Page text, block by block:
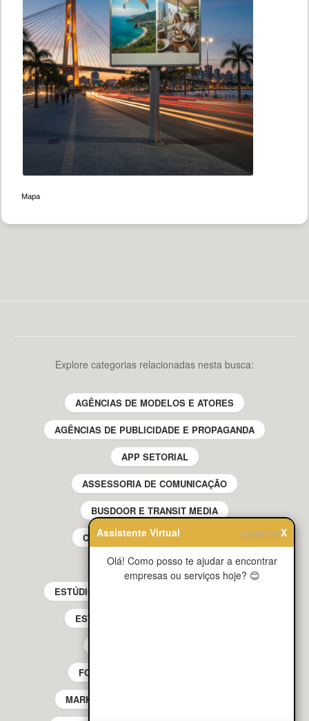
Assistente Virtual Limpar chatX
Olá! Como posso te ajudar a encontrar
empresas ou serviços hoje? 😊
Mapa
Explore categorias relacionadas nesta busca:
AGÊNCIAS DE MODELOS E ATORES
AGÊNCIAS DE PUBLICIDADE E PROPAGANDA
APP SETORIAL
ASSESSORIA DE COMUNICAÇÃO
BUSDOOR E TRANSIT MEDIA
CRIADORES DE CONTEÚDO UGC
ESTÚDIOS DE ANIMAÇÃO
ESTÚDIOS DE GRAVAÇÃO DE ÁUDIO E VÍDEO
ESTÚDIOS DE PRODUÇÃO MUSICAL
FOOD MARKETING
MARKETING DIGITAL